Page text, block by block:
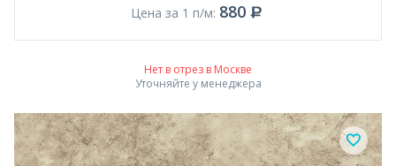
Цена за 1 п/м: 880
Нет в отрез в Москве
Уточняйте у менеджера